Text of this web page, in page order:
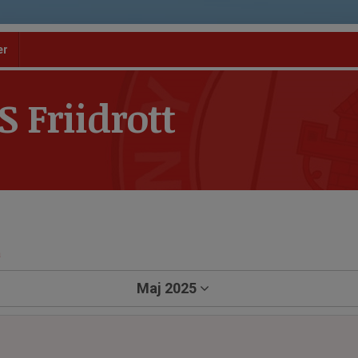
Friidrott
Maj 2025